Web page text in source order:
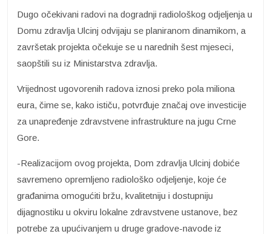
Dugo očekivani radovi na dogradnji radiološkog odjeljenja u
Domu zdravlja Ulcinj odvijaju se planiranom dinamikom, a
završetak projekta očekuje se u narednih šest mjeseci,
saopštili su iz Ministarstva zdravlja.
Vrijednost ugovorenih radova iznosi preko pola miliona
eura, čime se, kako ističu, potvrđuje značaj ove investicije
za unapređenje zdravstvene infrastrukture na jugu Crne
Gore.
-Realizacijom ovog projekta, Dom zdravlja Ulcinj dobiće
savremeno opremljeno radiološko odjeljenje, koje će
građanima omogućiti bržu, kvalitetniju i dostupniju
dijagnostiku u okviru lokalne zdravstvene ustanove, bez
potrebe za upućivanjem u druge gradove-navode iz